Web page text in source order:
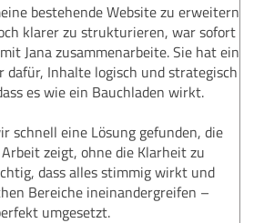
bestehende Website zu erweitern
klarer zu strukturieren, war sofort
Jana zusammenarbeite. Sie hat ein
dafür, Inhalte logisch und strategisch
es wie ein Bauchladen wirkt.
schnell eine Lösung gefunden, die
zeigt, ohne die Klarheit zu
dass alles stimmig wirkt und
Bereiche ineinandergreifen –
umgesetzt.